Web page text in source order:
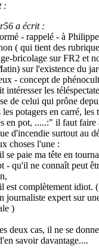
:
a écrit :
- rappelé - à Philippe
( qui tient des
bricolage sur FR2 et
sur l'existence du
- concept de
intéresser les
de celui qui prône
les potagers en carré, les
en pot, .....:" il faut faire
d'incendie surtout au
choses l'une :
se paie ma tête en
- qu'il ne connaît peut
est complètement idiot.
journaliste expert sur
)
deux cas, il ne se
savoir davantage....